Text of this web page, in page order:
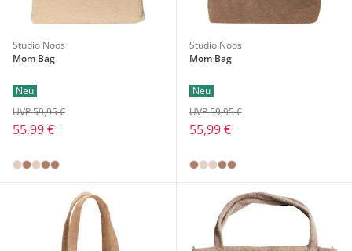
Studio Noos
Mom Bag
Neu
55,99 €
UVP 59,95 €
Studio Noos
Mom Bag
Neu
55,99 €
UVP 59,95 €